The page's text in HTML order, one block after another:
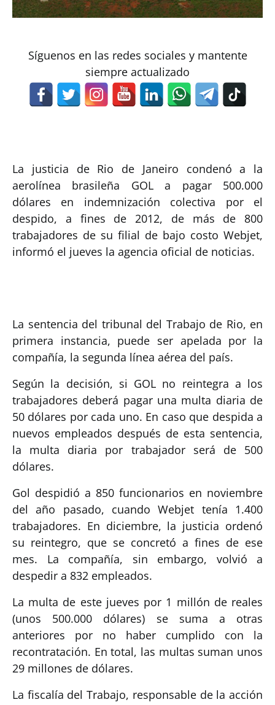
Síguenos en las redes sociales y mantente
siempre actualizado
La justicia de Rio de Janeiro condenó a la
aerolínea brasileña GOL a pagar 500.000
dólares en indemnización colectiva por el
despido, a fines de 2012, de más de 800
trabajadores de su filial de bajo costo Webjet,
informó el jueves la agencia oficial de noticias.
La sentencia del tribunal del Trabajo de Rio, en
primera instancia, puede ser apelada por la
compañía, la segunda línea aérea del país.
Según la decisión, si GOL no reintegra a los
trabajadores deberá pagar una multa diaria de
50 dólares por cada uno. En caso que despida a
nuevos empleados después de esta sentencia,
la multa diaria por trabajador será de 500
dólares.
Gol despidió a 850 funcionarios en noviembre
del año pasado, cuando Webjet tenía 1.400
trabajadores. En diciembre, la justicia ordenó
su reintegro, que se concretó a fines de ese
mes. La compañía, sin embargo, volvió a
despedir a 832 empleados.
La multa de este jueves por 1 millón de reales
(unos 500.000 dólares) se suma a otras
anteriores por no haber cumplido con la
recontratación. En total, las multas suman unos
29 millones de dólares.
La fiscalía del Trabajo, responsable de la acción